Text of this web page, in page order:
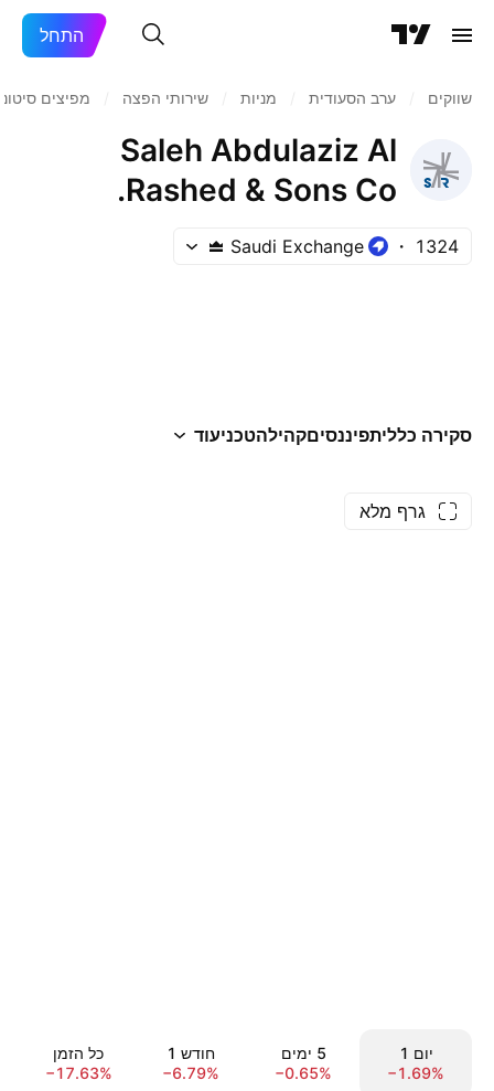
התחל
שווקים ערב הסעודית מניות‏ שירותי הפצה מפיצים
Saleh Abdulaziz Al
Rashed & Sons Co.
1324
Saudi Exchange
סקירה כלליתפיננסיםקהילהטכניעוד
גרף מלא
יום ‎1‎
−1.69%
‎5‎ ימים
−0.65%
חודש ‎1‎
−6.79%
כל הזמן
−17.63%